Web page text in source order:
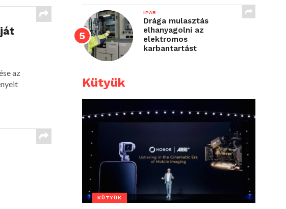
az
IPAR
Drága mulasztás
elhanyagolni az
elektromos
karbantartást
Kütyük
KÜTYÜK